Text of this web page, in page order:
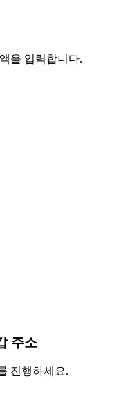
을 입력합니다.
주소
진행하세요.